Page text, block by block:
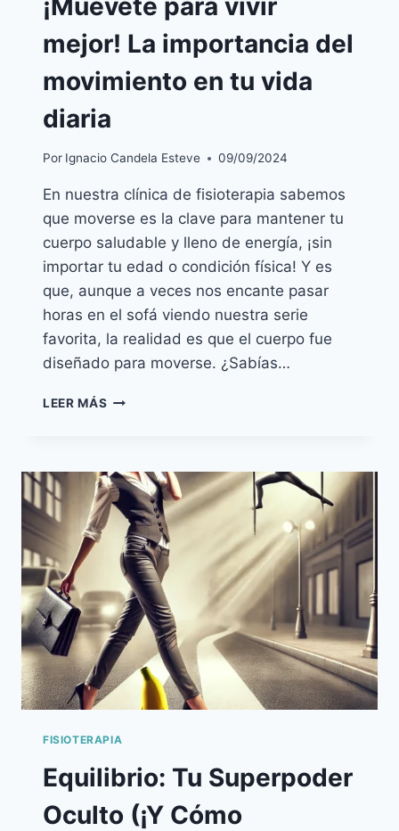
mejor! La importancia del
movimiento en tu vida
diaria
Por Ignacio Candela Esteve 09/09/2024
En nuestra clínica de fisioterapia sabemos
que moverse es la clave para mantener tu
cuerpo saludable y lleno de energía, ¡sin
importar tu edad o condición física! Y es
que, aunque a veces nos encante pasar
horas en el sofá viendo nuestra serie
favorita, la realidad es que el cuerpo fue
diseñado para moverse. ¿Sabías…
LEER MÁS ¡MUÉVETE
LA
IMPORTANCIA
DEL
MOVIMIENTO
EN
TU
VIDA
DIARIA
FISIOTERAPIA
Equilibrio: Tu Superpoder
Oculto (¡Y Cómo